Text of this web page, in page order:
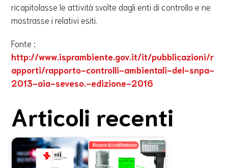
ricapitolasse le attività svolte dagli enti di controllo e ne
mostrasse i relativi esiti.
Fonte :
http://www.isprambiente.gov.it/it/pubblicazioni/r
apporti/rapporto-controlli-ambientali-del-snpa-
2013-aia-seveso.-edizione-2016
Articoli recenti